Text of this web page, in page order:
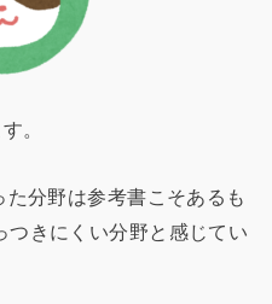
。
分野は参考書こそあるも
つきにくい分野と感じてい